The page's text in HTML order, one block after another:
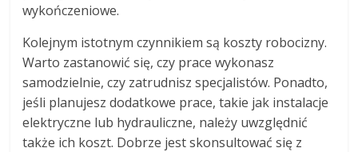
wykończeniowe.
Kolejnym istotnym czynnikiem są koszty robocizny.
Warto zastanowić się, czy prace wykonasz
samodzielnie, czy zatrudnisz specjalistów. Ponadto,
jeśli planujesz dodatkowe prace, takie jak instalacje
elektryczne lub hydrauliczne, należy uwzględnić
także ich koszt. Dobrze jest skonsultować się z